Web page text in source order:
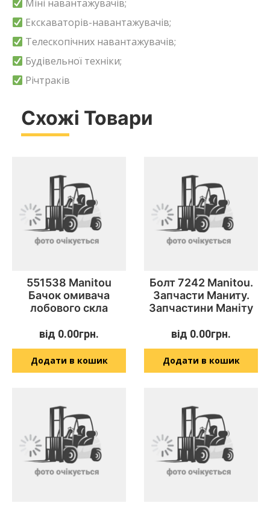
Міні навантажувачів;
Екскаваторів-навантажувачів;
Телескопічних навантажувачів;
Будівельної техніки;
Річтраків
Схожі Товари
551538 Manitou
Бачок омивача
лобового скла
від 0.00грн.
Додати в кошик
Болт 7242 Manitou.
Запчасти Маниту.
Запчастини Маніту
від 0.00грн.
Додати в кошик